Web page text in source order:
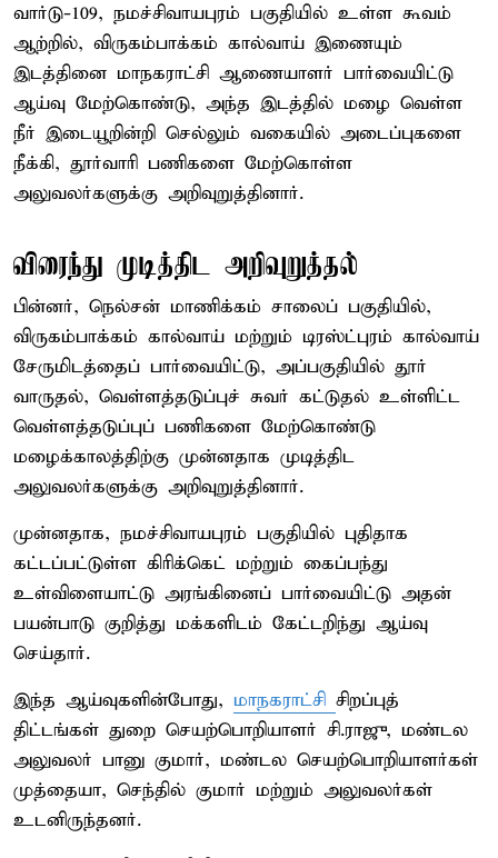
வார்டு-109, நமச்சிவாயபுரம் பகுதியில் உள்ள கூவம்
ஆற்றில், விருகம்பாக்கம் கால்வாய் இணையும்
இடத்தினை மாநகராட்சி ஆணையாளர் பார்வையிட்டு
ஆய்வு மேற்கொண்டு, அந்த இடத்தில் மழை வெள்ள
நீர் இடையூறின்றி செல்லும் வகையில் அடைப்புகளை
நீக்கி, தூர்வாரி பணிகளை மேற்கொள்ள
அலுவலர்களுக்கு அறிவுறுத்தினார்.
விரைந்து முடித்திட அறிவுறுத்தல்
பின்னர், நெல்சன் மாணிக்கம் சாலைப் பகுதியில்,
விருகம்பாக்கம் கால்வாய் மற்றும் டிரஸ்ட்புரம் கால்வாய்
சேருமிடத்தைப் பார்வையிட்டு, அப்பகுதியில் தூர்
வாருதல், வெள்ளத்தடுப்புச் சுவர் கட்டுதல் உள்ளிட்ட
வெள்ளத்தடுப்புப் பணிகளை மேற்கொண்டு
மழைக்காலத்திற்கு முன்னதாக முடித்திட
அலுவலர்களுக்கு அறிவுறுத்தினார்.
முன்னதாக, நமச்சிவாயபுரம் பகுதியில் புதிதாக
கட்டப்பட்டுள்ள கிரிக்கெட் மற்றும் கைப்பந்து
உள்விளையாட்டு அரங்கினைப் பார்வையிட்டு அதன்
பயன்பாடு குறித்து மக்களிடம் கேட்டறிந்து ஆய்வு
செய்தார்.
இந்த ஆய்வுகளின்போது, மாநகராட்சி சிறப்புத்
திட்டங்கள் துறை செயற்பொறியாளர் சி.ராஜு, மண்டல
அலுவலர் பானு குமார், மண்டல செயற்பொறியாளர்கள்
முத்தையா, செந்தில் குமார் மற்றும் அலுவலர்கள்
உடனிருந்தனர்.